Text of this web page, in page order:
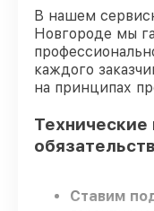
В нашем
Новгороде мы
каждого
на принципах
Технические
Ставим